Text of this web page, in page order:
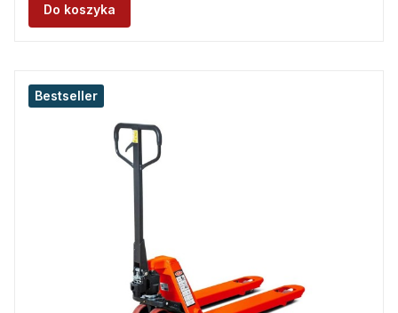
Do koszyka
Bestseller